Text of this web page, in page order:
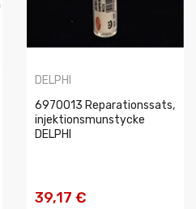
DELPHI
6970013 Reparationssats,
injektionsmunstycke
DELPHI
39,17 €